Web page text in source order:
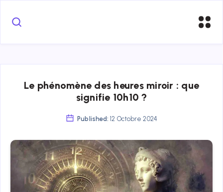
Le phénomène des heures miroir : que
signifie 10h10 ?
Published: 12 Octobre 2024